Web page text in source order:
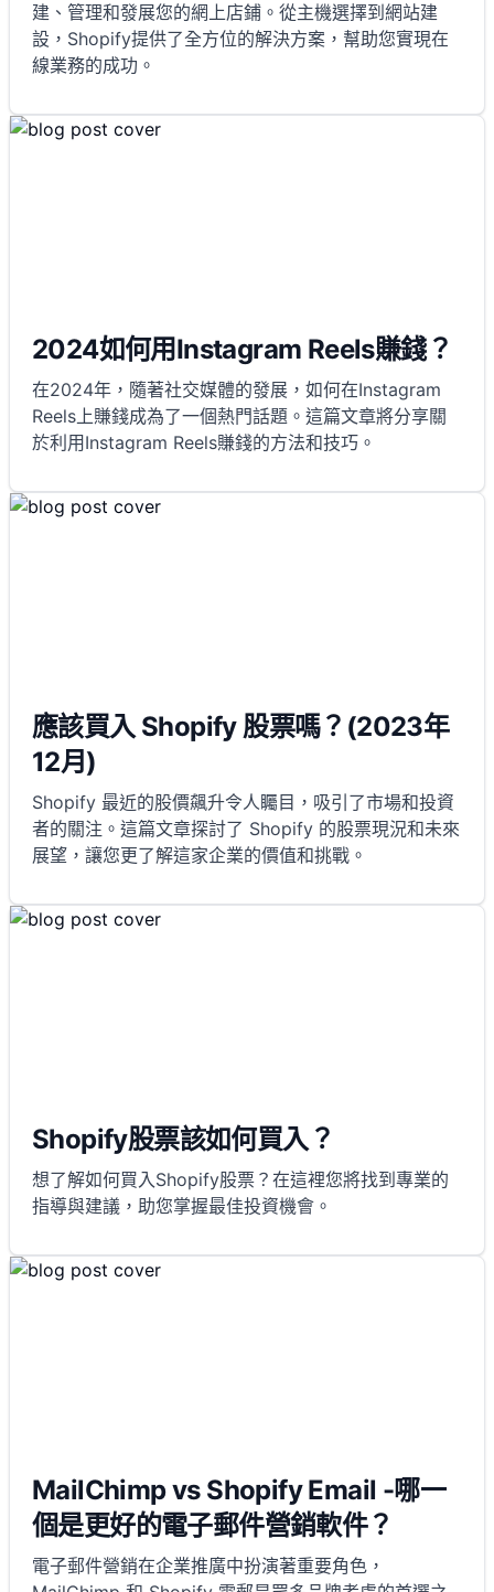
建、管理和發展您的網上店鋪。從主機選擇到網站建
設，Shopify提供了全方位的解決方案，幫助您實現在
線業務的成功。
2024如何用Instagram Reels賺錢？
在2024年，隨著社交媒體的發展，如何在Instagram
Reels上賺錢成為了一個熱門話題。這篇文章將分享關
於利用Instagram Reels賺錢的方法和技巧。
應該買入 Shopify 股票嗎？(2023年
12月)
Shopify 最近的股價飆升令人矚目，吸引了市場和投資
者的關注。這篇文章探討了 Shopify 的股票現況和未來
展望，讓您更了解這家企業的價值和挑戰。
Shopify股票該如何買入？
想了解如何買入Shopify股票？在這裡您將找到專業的
指導與建議，助您掌握最佳投資機會。
MailChimp vs Shopify Email -哪一
個是更好的電子郵件營銷軟件？
電子郵件營銷在企業推廣中扮演著重要角色，